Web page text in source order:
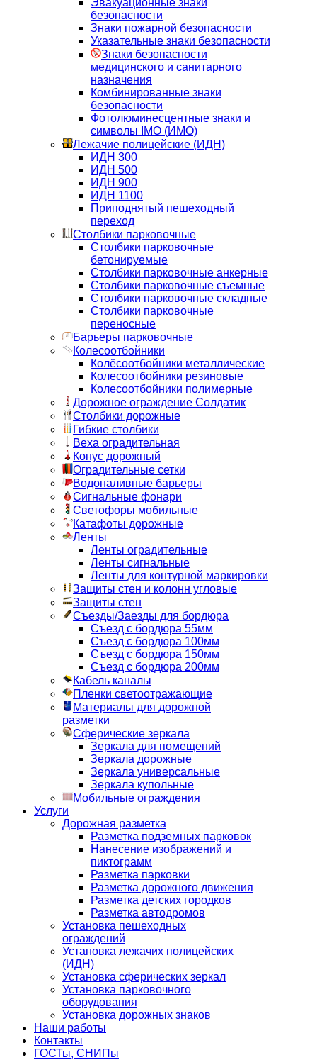
Эвакуационные знаки
безопасности
Знаки пожарной безопасности
Указательные знаки безопасности
Знаки безопасности
медицинского и санитарного
назначения
Комбинированные знаки
безопасности
Фотолюминесцентные знаки и
символы IMO (ИМО)
Лежачие полицейские (ИДН)
ИДН 300
ИДН 500
ИДН 900
ИДН 1100
Приподнятый пешеходный
переход
Столбики парковочные
Столбики парковочные
бетонируемые
Столбики парковочные анкерные
Столбики парковочные съемные
Столбики парковочные складные
Столбики парковочные
переносные
Барьеры парковочные
Колесоотбойники
Колёсоотбойники металлические
Колесоотбойники резиновые
Колесоотбойники полимерные
Дорожное ограждение Солдатик
Столбики дорожные
Гибкие столбики
Веха оградительная
Конус дорожный
Оградительные сетки
Водоналивные барьеры
Сигнальные фонари
Светофоры мобильные
Катафоты дорожные
Ленты
Ленты оградительные
Ленты сигнальные
Ленты для контурной маркировки
Защиты стен и колонн угловые
Защиты стен
Съезды/Заезды для бордюра
Съезд с бордюра 55мм
Съезд с бордюра 100мм
Съезд с бордюра 150мм
Съезд с бордюра 200мм
Кабель каналы
Пленки светоотражающие
Материалы для дорожной
разметки
Сферические зеркала
Зеркала для помещений
Зеркала дорожные
Зеркала универсальные
Зеркала купольные
Мобильные ограждения
Услуги
Дорожная разметка
Разметка подземных парковок
Нанесение изображений и
пиктограмм
Разметка парковки
Разметка дорожного движения
Разметка детских городков
Разметка автодромов
Установка пешеходных
ограждений
Установка лежачих полицейских
(ИДН)
Установка сферических зеркал
Установка парковочного
оборудования
Установка дорожных знаков
Наши работы
Контакты
ГОСТы, СНИПы